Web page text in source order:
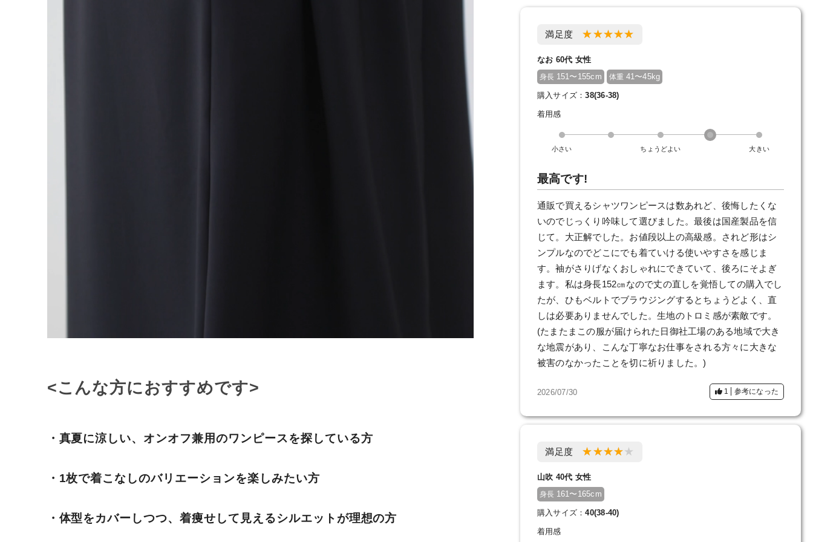
満足度
なお 60代 女性
身長 151〜155cm 体重 41〜45kg
購入サイズ：38(36-38)
着用感
小さい ちょうどよい 大きい
最高です!
通販で買えるシャツワンピースは数あれど、後悔したくな
いのでじっくり吟味して選びました。最後は国産製品を信
じて。大正解でした。お値段以上の高級感。されど形はシ
ンプルなのでどこにでも着ていける使いやすさを感じま
す。袖がさりげなくおしゃれにできていて、後ろにそよぎ
ます。私は身長152㎝なので丈の直しを覚悟しての購入でし
たが、ひもベルトでブラウジングするとちょうどよく、直
しは必要ありませんでした。生地のトロミ感が素敵です。
(たまたまこの服が届けられた日御社工場のある地域で大き
な地震があり、こんな丁寧なお仕事をされる方々に大きな
被害のなかったことを切に祈りました。)
2026/07/30 1 参考になった
満足度
山吹 40代 女性
身長 161〜165cm
購入サイズ：40(38-40)
着用感
<こんな方におすすめです>
・真夏に涼しい、オンオフ兼用のワンピースを探している方
・1枚で着こなしのバリエーションを楽しみたい方
・体型をカバーしつつ、着痩せして見えるシルエットが理想の方